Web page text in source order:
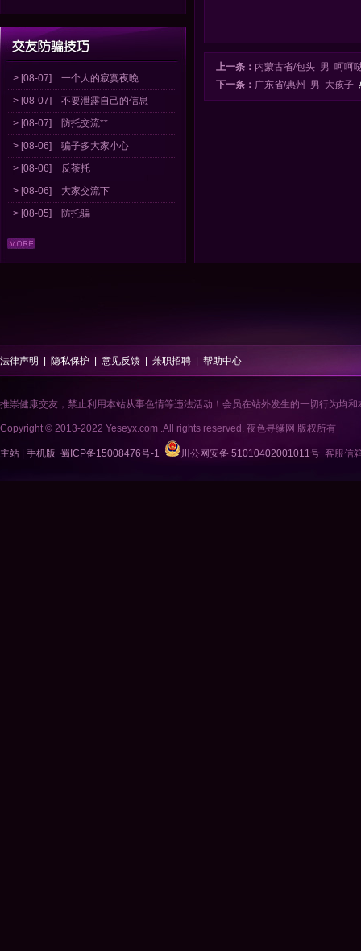
> [08-07] 一个人的寂寞夜晚
> [08-07] 不要泄露自己的信息
> [08-07]
防托交流**
> [08-06] 骗子多大家小心
> [08-06] 反茶托
> [08-06] 大家交流下
> [08-05]
防托骗
上一条： 内蒙古省/包头 男 呵呵
下一条： 广东省/惠州 男 大孩子
法律声明 隐私保护 意见反馈 兼职招聘 帮助中心
推崇健康交友，禁止利用本站从事色情等违法活动！会员在站外发生的一切行为均
Copyright © 2013-2022 Yeseyx.com .All rights reserved. 夜色寻缘网 版权所有
主站 手机版 蜀ICP备15008476号-1 川公网安备 51010402001011号 客服信